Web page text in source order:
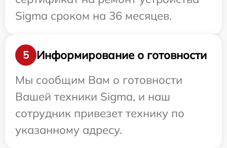
Sigma сроком на 36 месяцев.
5
Информирование о готовности
Мы сообщим Вам о готовности
Вашей техники Sigma, и наш
сотрудник привезет технику по
указанному адресу.